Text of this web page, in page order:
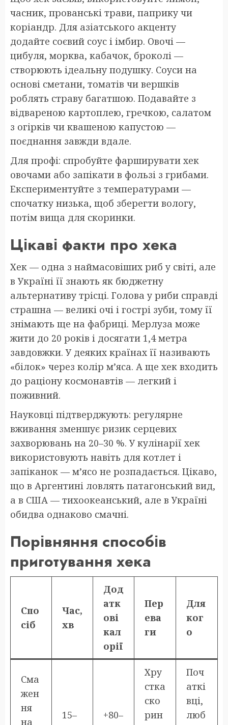
часник, прованські трави, паприку чи
коріандр. Для азіатського акценту
додайте соєвий соус і імбир. Овочі —
цибуля, морква, кабачок, броколі —
створюють ідеальну подушку. Соуси на
основі сметани, томатів чи вершків
роблять страву багатшою. Подавайте з
відвареною картоплею, гречкою, салатом
з огірків чи квашеною капустою —
поєднання завжди вдале.
Для профі: спробуйте фарширувати хек
овочами або запікати в фользі з грибами.
Експериментуйте з температурами —
спочатку низька, щоб зберегти вологу,
потім вища для скоринки.
Цікаві факти про хека
Хек — одна з наймасовіших риб у світі, але
в Україні її знають як бюджетну
альтернативу трісці. Голова у риби справді
страшна — великі очі і гострі зуби, тому її
знімають ще на фабриці. Мерлуза може
жити до 20 років і досягати 1,4 метра
завдовжки. У деяких країнах її називають
«білок» через колір м’яса. А ще хек входить
до раціону космонавтів — легкий і
поживний.
Науковці підтверджують: регулярне
вживання зменшує ризик серцевих
захворювань на 20–30 %. У кулінарії хек
використовують навіть для котлет і
запіканок — м’ясо не розпадається. Цікаво,
що в Аргентині ловлять патагонський вид,
а в США — тихоокеанський, але в Україні
обидва однаково смачні.
Порівняння способів
приготування хека
Спо
сіб
Час,
хв
Дод
атк
ові
кал
орії
Пер
ева
ги
Для
ког
о
Сма
жен
ня
на
15–
+80–
Хру
стка
ско
рин
Поч
аткі
вці,
люб